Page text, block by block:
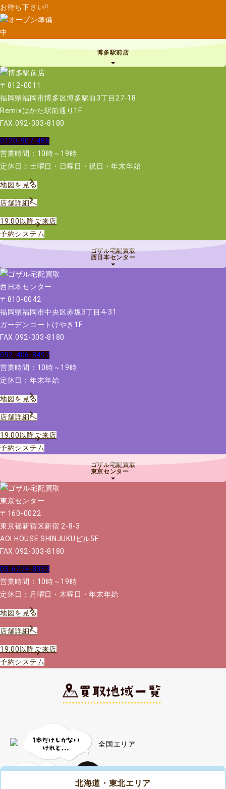
お待ち下さい!!
博多駅前店
〒812-0011
福岡県福岡市博多区博多駅前3丁目27-18
Remixはかた駅前通り1F
FAX:092-303-8180
0120-907-486
営業時間：10時～19時
定休日：土曜日・日曜日・祝日・年末年始
地図を見る
店舗詳細へ
19:00以降ご来店
予約システム
ゴザル宅配買取
西日本センター
〒810-0042
福岡県福岡市中央区赤坂3丁目4-31
ガーデンコートけやき1F
FAX:092-303-8180
092-406-8497
営業時間：10時～19時
定休日：年末年始
地図を見る
店舗詳細へ
19:00以降ご来店
予約システム
ゴザル宅配買取
東京センター
〒160-0022
東京都新宿区新宿 2-8-3
AOI HOUSE SHINJUKUビル5F
FAX:092-303-8180
03-6274-8333
営業時間：10時～19時
定休日：月曜日・木曜日・年末年始
地図を見る
店舗詳細へ
19:00以降ご来店
予約システム
北海道・東北エリア